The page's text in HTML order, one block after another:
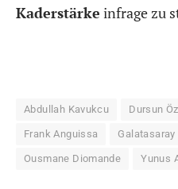
Kaderstärke infrage zu
Abdullah Kavukcu Dursun
Frank Anguissa Galatasaray
Ousmane Diomande Yunus